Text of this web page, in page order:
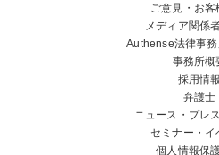
ご意見・お客
メディア関係
Authense法律事務
事務所概
採用情報
弁護士
ニュース・プレ
セミナー・イ
個人情報保